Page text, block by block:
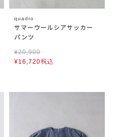
quadro
サマーウールシアサッカー
パンツ
¥20,900
¥16,720税込